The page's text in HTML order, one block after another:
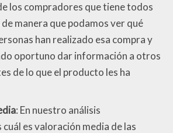
los compradores que tiene todos
manera que podamos ver qué
han realizado esa compra y
oportuno dar información a otros
de lo que el producto les ha
: En nuestro análisis
es valoración media de las